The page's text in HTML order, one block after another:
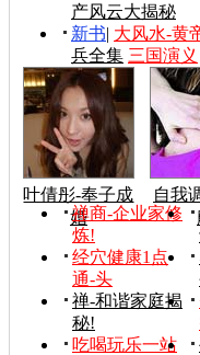
产风云大揭秘
新书| 大风水-黄
兵全集 三国演义
叶倩彤-奉子成
婚
自我
禅商-企业家修
炼!
经穴健康1点
通-头
禅-和谐家庭揭
秘!
吃喝玩乐一站